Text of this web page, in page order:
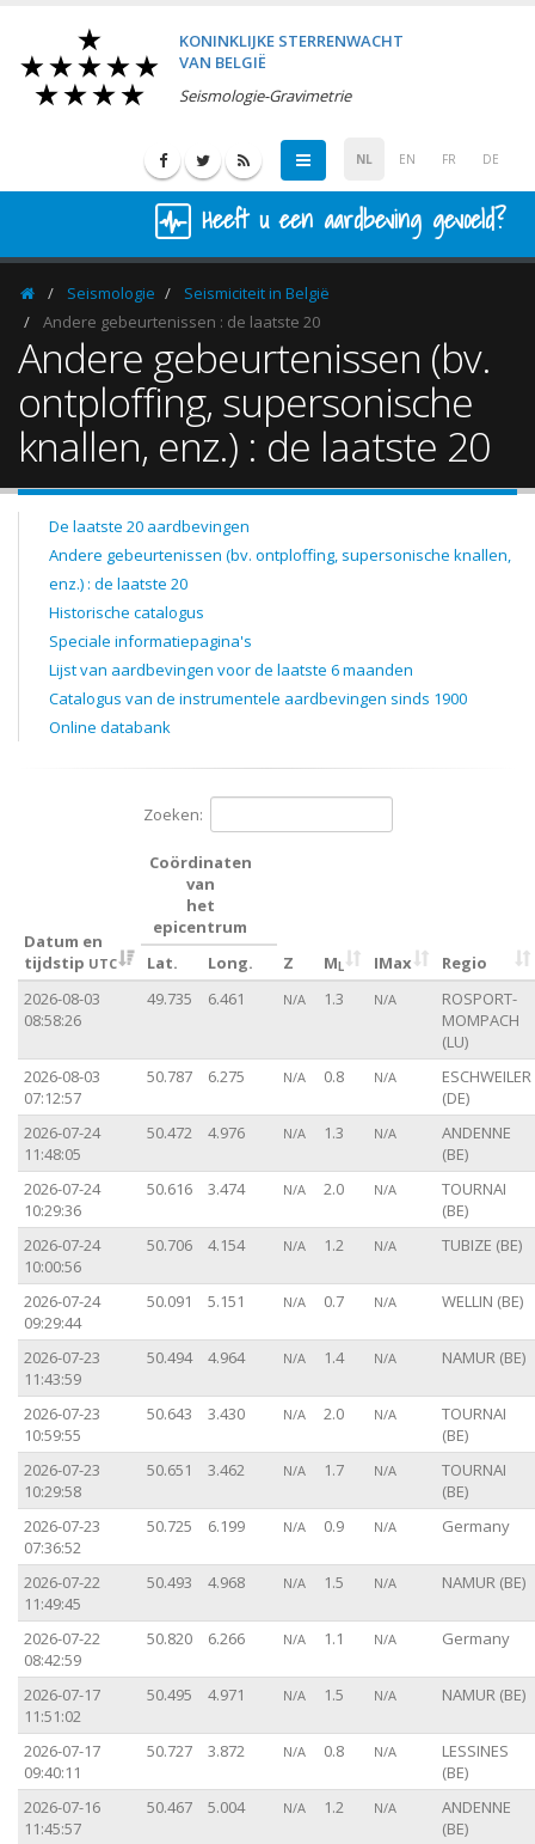
KONINKLIJKE STERRENWACHT
VAN BELGIË
Seismologie-Gravimetrie
NL EN FR DE
Heeft u een aardbeving gevoeld?
HomepageSeismologie
Seismiciteit in België
Andere gebeurtenissen : de laatste 20
Andere gebeurtenissen (bv.
ontploffing, supersonische
knallen, enz.) : de laatste 20
De laatste 20 aardbevingen
Andere gebeurtenissen (bv. ontploffing, supersonische knallen,
enz.) : de laatste 20
Historische catalogus
Speciale informatiepagina's
Lijst van aardbevingen voor de laatste 6 maanden
Catalogus van de instrumentele aardbevingen sinds 1900
Online databank
Zoeken:
Datum en
tijdstip UTC
Coördinaten
van
het
epicentrum
Z
M L IMax Regio
Lat.
Long.
2026-08-03
08:58:26
49.735 6.461 N/A 1.3 N/A
ROSPORT-
MOMPACH
(LU)
2026-08-03
07:12:57
50.787 6.275 N/A 0.8 N/A
ESCHWEILER
(DE)
2026-07-24
11:48:05
50.472 4.976 N/A 1.3 N/A
ANDENNE
(BE)
2026-07-24
10:29:36
50.616 3.474 N/A 2.0 N/A
TOURNAI
(BE)
2026-07-24
10:00:56
50.706 4.154 N/A 1.2 N/A TUBIZE (BE)
2026-07-24
09:29:44
50.091 5.151 N/A 0.7 N/A WELLIN (BE)
2026-07-23
11:43:59
50.494 4.964 N/A 1.4 N/A NAMUR (BE)
2026-07-23
10:59:55
50.643 3.430 N/A 2.0 N/A
TOURNAI
(BE)
2026-07-23
10:29:58
50.651 3.462 N/A 1.7 N/A
TOURNAI
(BE)
2026-07-23
07:36:52
50.725 6.199 N/A 0.9 N/A Germany
2026-07-22
11:49:45
50.493 4.968 N/A 1.5 N/A NAMUR (BE)
2026-07-22
08:42:59
50.820 6.266 N/A 1.1 N/A Germany
2026-07-17
11:51:02
50.495 4.971 N/A 1.5 N/A NAMUR (BE)
2026-07-17
09:40:11
50.727 3.872 N/A 0.8 N/A
LESSINES
(BE)
2026-07-16
11:45:57
50.467 5.004 N/A 1.2 N/A
ANDENNE
(BE)